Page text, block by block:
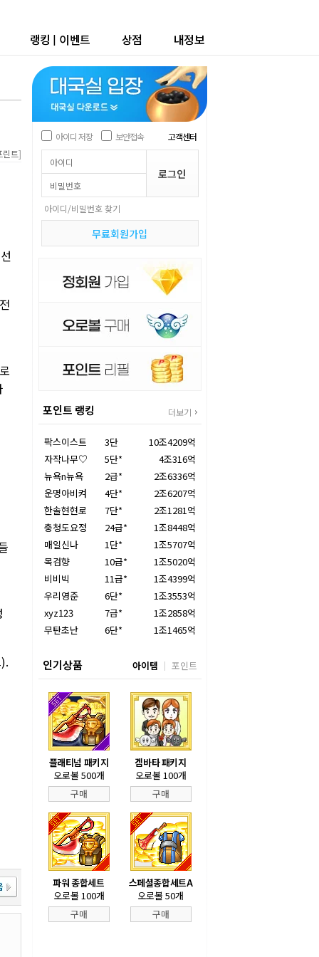
랭킹 | 이벤트 상점 내정보
린트]
아이디 저장 보안접속 고객센터
아이디/비밀번호 찾기
무료회원가입
포인트 랭킹 더보기
팍스이스트 3단
10조4209억
자작나무♡
5단*
4조316억
뉴욕n뉴욕
2급*
2조6336억
운명아비켜
4단*
2조6207억
한솔현현로
7단*
2조1281억
충청도요정
24급*
1조8448억
매일신나
1단*
1조5707억
목검향
10급*
1조5020억
비비빅
11급*
1조4399억
우리영준
6단*
1조3553억
xyz123
7급*
1조2858억
무탄초난
6단* 1조1465억
인기상품 아이템 포인트
플래티넘 패키지
오로볼 500개
구매
겜바타 패키지
오로볼 100개
구매
파워 종합세트
오로볼 100개
구매
스페셜종합세트A
오로볼 50개
구매